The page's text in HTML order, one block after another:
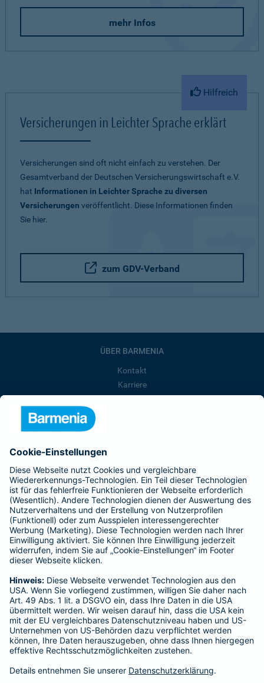
mehr Infos
Hilfreich
Versicherungen in Leichter Sprache erklärt
Versicherungen sind oft nicht einfach zu verstehen. Der
Gesamtverband der Deutschen Versicherungswirtschaft e.V.
hat Informationen in Leichter Sprache zu diversen
Versicherungen veröffentlicht. Diese Informationen finden
Sie hier.
zum GDV-Verband
ÜBER BARMENIA
Kontakt
Karriere
Barmenia ist Teil der BarmeniaGothaer
BELIEBTE SEITEN
Kranken-Zusatzversicherung
Tierversicherungen
Haftpflichtversicherung
Hausratversicherung
Adresse ändern
Schaden melden
Kilometerstandsmeldung
Serviceübersicht